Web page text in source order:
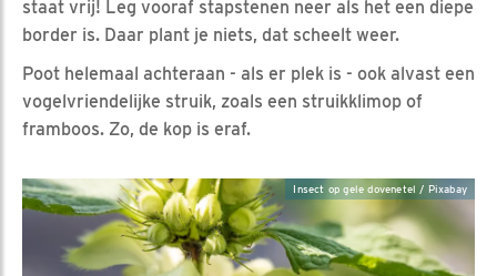
staat vrij! Leg vooraf stapstenen neer als het een diepe
border is. Daar plant je niets, dat scheelt weer.
Poot helemaal achteraan - als er plek is - ook alvast een
vogelvriendelijke struik, zoals een struikklimop of
framboos. Zo, de kop is eraf.
Insect op gele dovenetel / Pixabay